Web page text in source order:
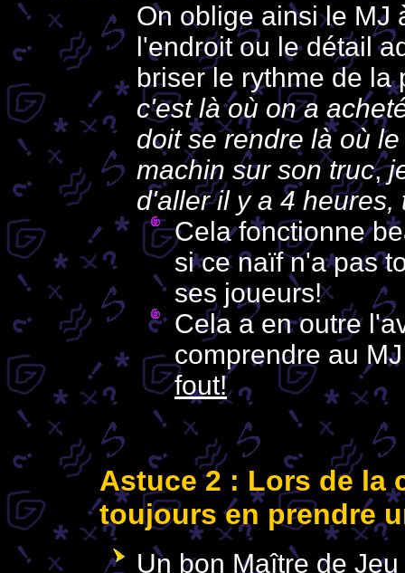
On oblige ainsi le MJ
l'endroit ou le détail
briser le rythme de la
c'est là où on a
doit se rendre là où
machin sur son truc,
d'aller il y a 4
Cela fonctionne
si ce naïf n'a pas
ses joueurs!
Cela a en outre
comprendre au
fout!
Astuce 2 : Lors de la
toujours en prendre
Un bon Maître de